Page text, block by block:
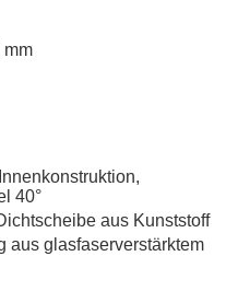
mm
40°
aus Kunststoff
aus glasfaserverstärktem